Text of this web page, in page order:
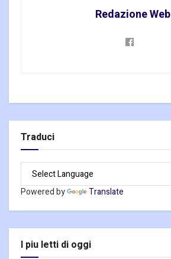
Redazione Web
Traduci
Powered by Translate
I piu letti di oggi